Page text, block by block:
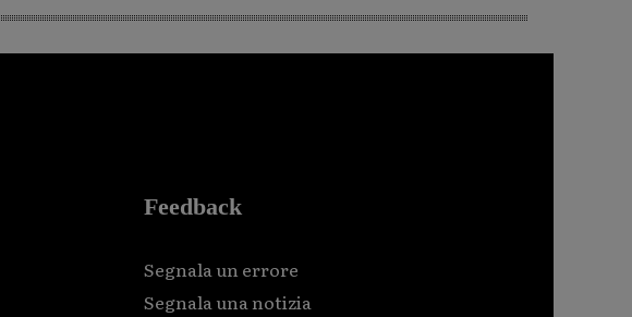
Feedback
Segnala un errore
Segnala una notizia